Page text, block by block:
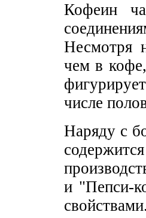
Кофеин
Несмотря
чем в
числе
Наряду с
и "Пепси-